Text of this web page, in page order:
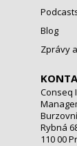
Blog
Zprávy
Conseq
Rybná
110 00